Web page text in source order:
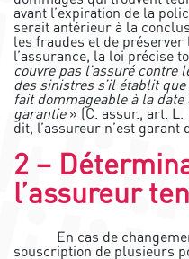
avant l’expiration de la
serait antérieur à la
les fraudes et de préserver
l’assurance, la loi précise
couvre pas l’assuré contre
des sinistres s’il établit
fait dommageable à la
garantie» (C. assur., art. L.
dit, l’assureur n’est garant
2 –
l’assureur
En cas de changement
souscription de plusieurs